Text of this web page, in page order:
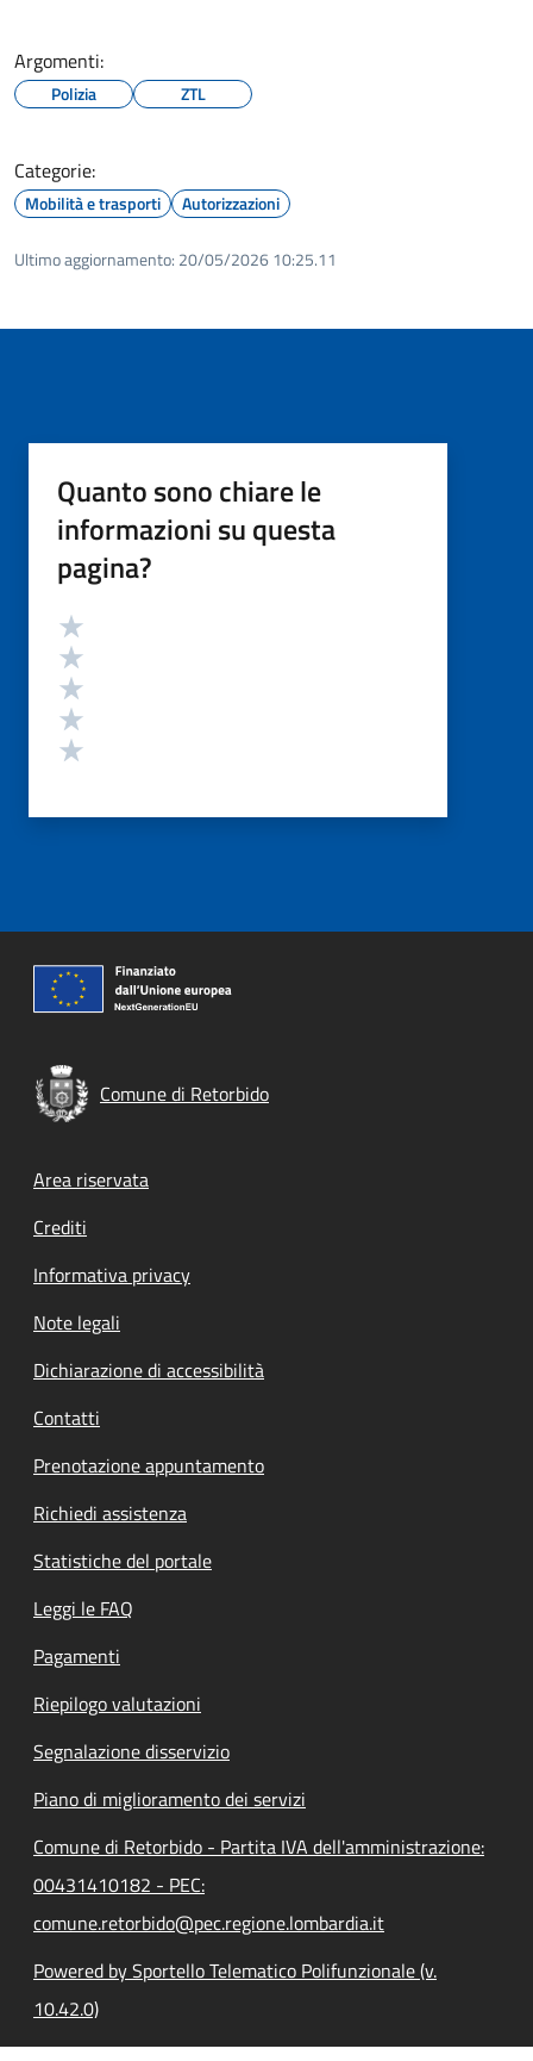
Argomenti:
Polizia ZTL
Categorie:
Mobilità e trasporti Autorizzazioni
Ultimo aggiornamento: 20/05/2026 10:25.11
Quanto sono chiare le
informazioni su questa
pagina?
Valutazione
Comune di Retorbido
Footer menu
Area riservata
Crediti
Informativa privacy
Note legali
Dichiarazione di accessibilità
Contatti
Prenotazione appuntamento
Richiedi assistenza
Statistiche del portale
Leggi le FAQ
Pagamenti
Riepilogo valutazioni
Segnalazione disservizio
Piano di miglioramento dei servizi
Comune di Retorbido - Partita IVA dell'amministrazione:
00431410182 - PEC:
comune.retorbido@pec.regione.lombardia.it
Powered by Sportello Telematico Polifunzionale (v.
10.42.0)